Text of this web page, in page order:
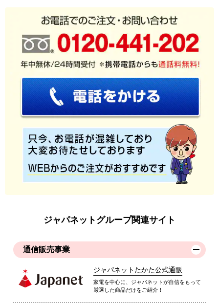
ジャパネットグループ関連サイト
通信販売事業
ジャパネットたかた公式通販
家電を中心に、ジャパネットが自信をもって
厳選した商品だけをご紹介！